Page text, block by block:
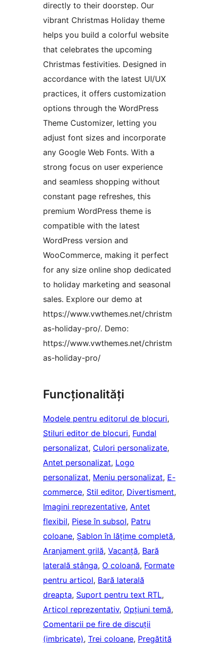
directly to their doorstep. Our
vibrant Christmas Holiday theme
helps you build a colorful website
that celebrates the upcoming
Christmas festivities. Designed in
accordance with the latest UI/UX
practices, it offers customization
options through the WordPress
Theme Customizer, letting you
adjust font sizes and incorporate
any Google Web Fonts. With a
strong focus on user experience
and seamless shopping without
constant page refreshes, this
premium WordPress theme is
compatible with the latest
WordPress version and
WooCommerce, making it perfect
for any size online shop dedicated
to holiday marketing and seasonal
sales. Explore our demo at
https://www.vwthemes.net/christm
as-holiday-pro/. Demo:
https://www.vwthemes.net/christm
as-holiday-pro/
Funcționalități
Modele pentru editorul de blocuri
Stiluri editor de blocuri, Fundal
personalizat, Culori personalizate
Antet personalizat, Logo
personalizat, Meniu personalizat, E-
commerce, Stil editor, Divertisment
Imagini reprezentative, Antet
flexibil, Piese în subsol, Patru
coloane, Șablon în lățime completă
Aranjament grilă, Vacanță, Bară
laterală stânga, O coloană, Formate
pentru articol, Bară laterală
dreapta, Suport pentru text RTL
Articol reprezentativ, Opțiuni temă
Comentarii pe fire de discuții
(imbricate), Trei coloane, Pregătită